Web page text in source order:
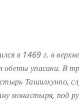
в 1469 г. в
обеты упасаки. В
Ташилхунпо,
монастыря, под